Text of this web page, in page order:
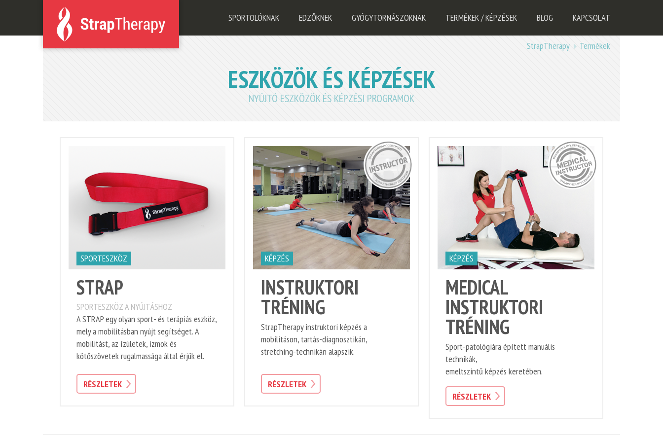
SPORTOLÓKNAK EDZŐKNEK GYÓGYTORNÁSZOKNAK TERMÉKEK / KÉPZÉSEK BLOG KAPCSOLAT
StrapTherapy Termékek
ESZKÖZÖK ÉS KÉPZÉSEK
NYÚJTÓ ESZKÖZÖK ÉS KÉPZÉSI PROGRAMOK
SPORTESZKÖZ
STRAP
SPORTESZKÖZ A NYÚJTÁSHOZ
A STRAP egy olyan sport- és terápiás eszköz,
mely a mobilitásban nyújt segítséget. A
mobilitást, az ízületek, izmok és
kötőszövetek rugalmassága által érjük el.
RÉSZLETEK
KÉPZÉS
INSTRUKTORI
TRÉNING
StrapTherapy instruktori képzés a
mobilitáson, tartás-diagnosztikán,
stretching-technikán alapszik.
RÉSZLETEK
KÉPZÉS
MEDICAL
INSTRUKTORI
TRÉNING
Sport-patológiára épített manuális
technikák,
emeltszintű képzés keretében.
RÉSZLETEK